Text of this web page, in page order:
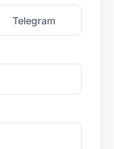
Telegram